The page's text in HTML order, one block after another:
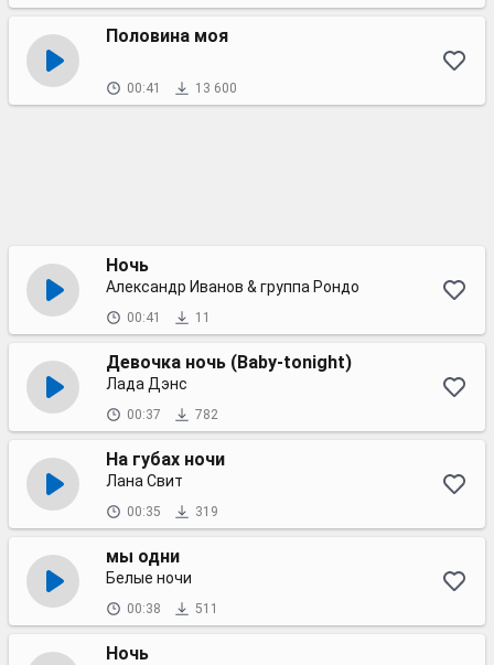
Половина моя
00:41 13 600
Ночь
Александр Иванов & группа Рондо
00:41 11
Девочка ночь (Baby-tonight)
Лада Дэнс
00:37 782
На губах ночи
Лана Свит
00:35 319
мы одни
Белые ночи
00:38 511
Ночь